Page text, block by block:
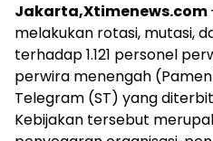
Jakarta,Xtimenews.com
melakukan rotasi, mutasi,
terhadap 1.121 personel
perwira menengah
Telegram (ST) yang
Kebijakan tersebut